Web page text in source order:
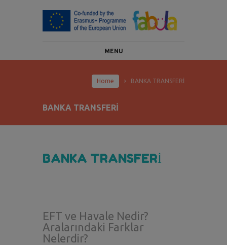
MENU
Home BANKA TRANSFERİ
BANKA TRANSFERİ
BANKA TRANSFERİ
EFT ve Havale Nedir?
Aralarındaki Farklar
Nelerdir?